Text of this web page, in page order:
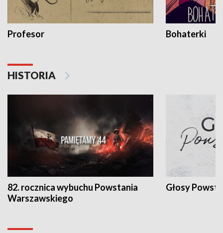
Profesor Bohaterki
HISTORIA
82. rocznica wybuchu Powstania
Warszawskiego
Głosy